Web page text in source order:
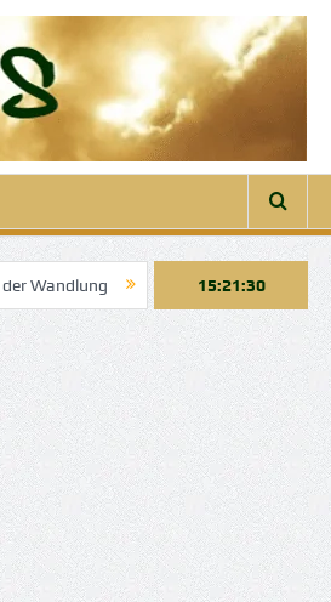
Engelbotschaft heute 22. März 2025:
15:21:32